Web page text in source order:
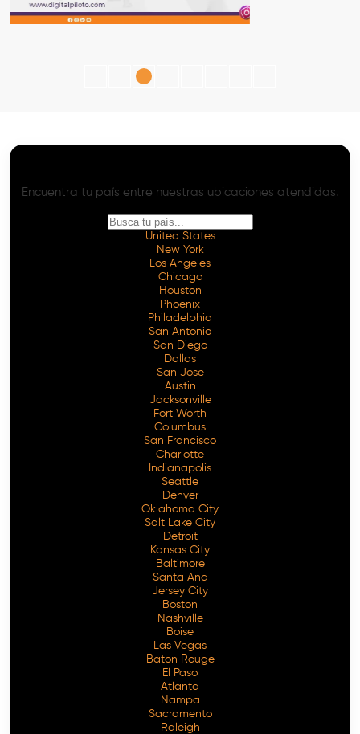
Encuentra tu país entre nuestras ubicaciones atendidas.
United States
New York
Los Angeles
Chicago
Houston
Phoenix
Philadelphia
San Antonio
San Diego
Dallas
San Jose
Austin
Jacksonville
Fort Worth
Columbus
San Francisco
Charlotte
Indianapolis
Seattle
Denver
Oklahoma City
Salt Lake City
Detroit
Kansas City
Baltimore
Santa Ana
Jersey City
Boston
Nashville
Boise
Las Vegas
Baton Rouge
El Paso
Atlanta
Nampa
Sacramento
Raleigh